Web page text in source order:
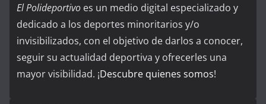
El Polideportivo es un medio digital especializado y
dedicado a los deportes minoritarios y/o
invisibilizados, con el objetivo de darlos a conocer,
seguir su actualidad deportiva y ofrecerles una
mayor visibilidad. ¡Descubre quienes somos!